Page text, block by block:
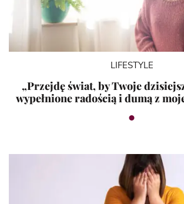
LIFESTYLE
„Przejdę świat, by Twoje
wypełnione radością i dumą z